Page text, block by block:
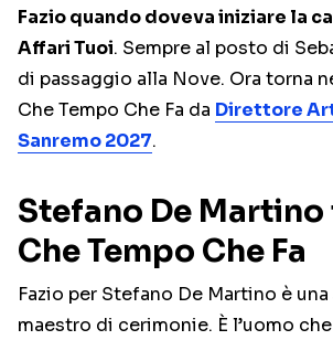
Fazio quando doveva iniziare la
Affari Tuoi. Sempre al posto di
di passaggio alla Nove. Ora torna
Che Tempo Che Fa da Direttore
Sanremo 2027.
Stefano De Martino
Che Tempo Che Fa
Fazio per Stefano De Martino è
maestro di cerimonie. È l’uomo